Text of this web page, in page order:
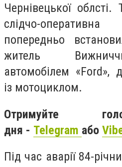
Чернівецької облсті.
слідчо-
попередньо
житель
автомобілем «Ford»,
із мотоциклом.
Отримуйте
дня - Telegram або
Під час аварії 84-